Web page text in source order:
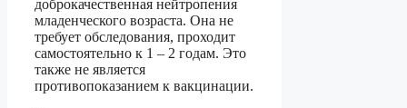
доброкачественная нейтропения
младенческого возраста. Она не
требует обследования, проходит
самостоятельно к 1 – 2 годам. Это
также не является
противопоказанием к вакцинации.